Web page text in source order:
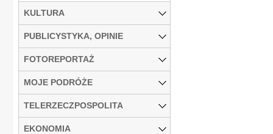
KULTURA
PUBLICYSTYKA, OPINIE
FOTOREPORTAŻ
MOJE PODRÓŻE
TELERZECZPOSPOLITA
EKONOMIA